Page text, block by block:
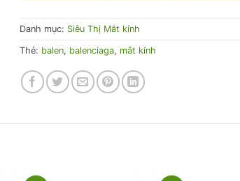
Danh mục: Siêu Thị Mắt kính
Thẻ: balen, balenciaga, mắt kính